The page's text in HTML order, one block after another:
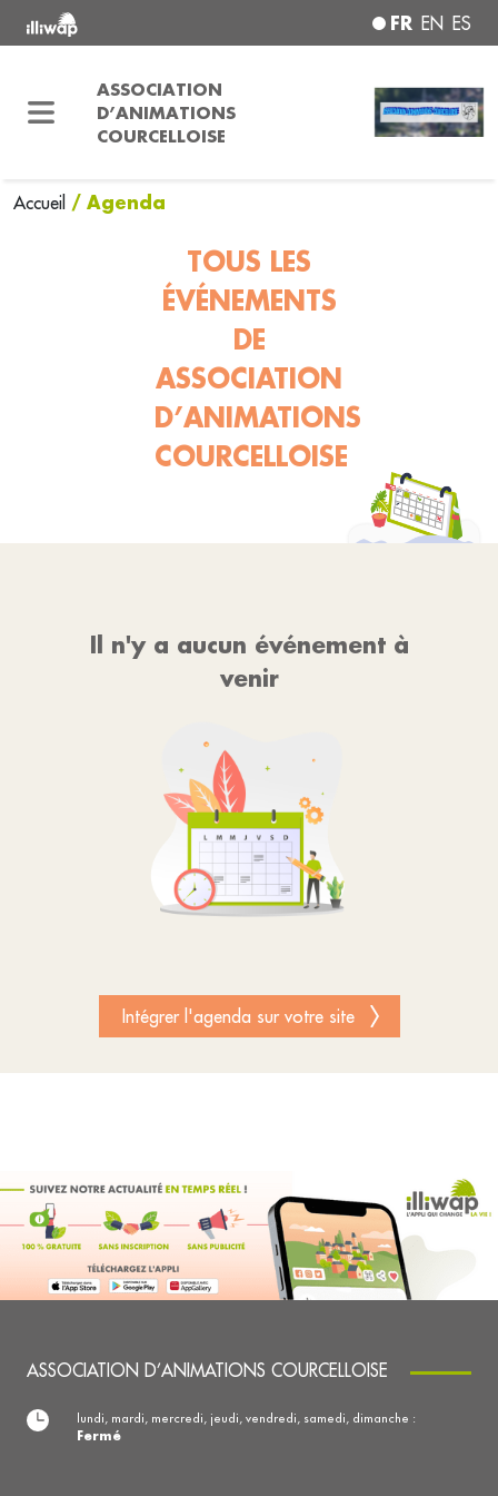
FR EN ES
ASSOCIATION
D’ANIMATIONS
COURCELLOISE
Accueil / Agenda
TOUS LES
ÉVÉNEMENTS
DE
ASSOCIATION
D’ANIMATIONS
COURCELLOISE
Il n'y a aucun événement à
venir
Intégrer l'agenda sur votre site
ASSOCIATION D’ANIMATIONS COURCELLOISE
lundi, mardi, mercredi, jeudi, vendredi, samedi, dimanche :
Fermé